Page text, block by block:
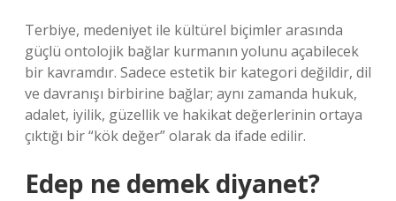
Terbiye, medeniyet ile kültürel biçimler arasında
güçlü ontolojik bağlar kurmanın yolunu açabilecek
bir kavramdır. Sadece estetik bir kategori değildir, dil
ve davranışı birbirine bağlar; aynı zamanda hukuk,
adalet, iyilik, güzellik ve hakikat değerlerinin ortaya
çıktığı bir “kök değer” olarak da ifade edilir.
Edep ne demek diyanet?